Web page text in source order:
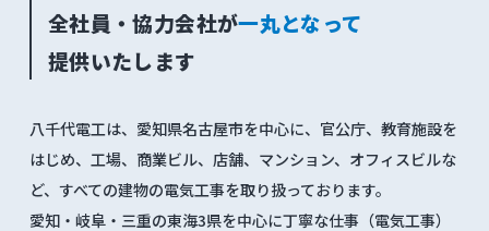
全社員・協力会社が一丸となって
提供いたします
八千代電工は、愛知県名古屋市を中心に、官公庁、教育施設を
はじめ、工場、商業ビル、店舗、マンション、オフィスビルな
ど、すべての建物の電気工事を取り扱っております。
愛知・岐阜・三重の東海3県を中心に丁寧な仕事（電気工事）